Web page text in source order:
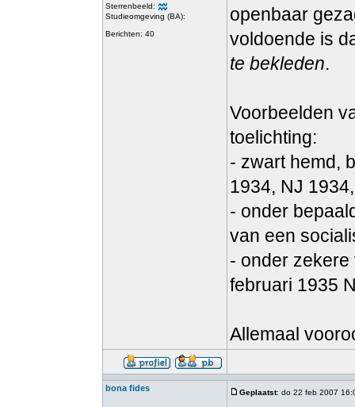
Sterrenbeeld:
Studieomgeving (BA):
Berichten: 40
openbaar
voldoende is
te bekleden.
Voorbeelden
toelichting:
- zwart hemd,
1934, NJ
- onder
van een
- onder
februari 1935
Allemaal
bona fides Geplaatst: do 22 feb 2007